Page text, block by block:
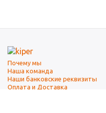
Почему мы
Наша команда
Наши банковские реквизиты
Оплата и Доставка